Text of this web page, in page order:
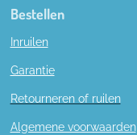
Bestellen
Inruilen
Garantie
Retourneren of ruilen
Algemene voorwaarden